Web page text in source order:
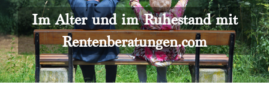
Rentenberater
Rentenversicherung
Versicherungsberatung
Kontakt
Im Alter und im Ruhestand mit
Rentenberatungen.com